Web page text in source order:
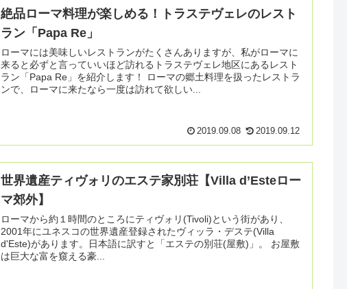
絶品ローマ料理が楽しめる！トラステヴェレのレスト
ラン「Papa Re」
ローマには美味しいレストランがたくさんありますが、私がローマに
来ると必ずと言っていいほど訪れるトラステヴェレ地区にあるレスト
ラン「Papa Re」を紹介します！ ローマの郷土料理を扱ったレストラ
ンで、ローマに来たなら一度は訪れて欲しい...
2019.09.08 2019.09.12
世界遺産ティヴォリのエステ家別荘【Villa d’Esteロー
マ郊外】
ローマから約１時間のところにティヴォリ(Tivoli)という街があり、
2001年にユネスコの世界遺産登録されたヴィッラ・デステ(Villa
d'Este)があります。日本語に訳すと「エステの別荘(屋敷)」。 お屋敷
は巨大な富を窺える豪...